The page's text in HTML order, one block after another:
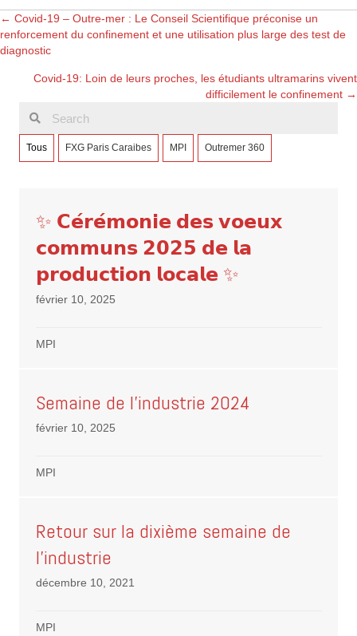
Posts
navigation
← Covid-19 – Outre-mer : Le Conseil Scientifique préconise un
renforcement du confinement et une utilisation plus large des test de
diagnostic
Covid-19: Loin de leurs proches, les étudiants ultramarins vivent
difficilement le confinement →
Tous FXG Paris Caraibes MPI Outremer 360
✨ 𝗖𝗲́𝗿𝗲́𝗺𝗼𝗻𝗶𝗲 𝗱𝗲𝘀 𝘃𝗼𝗲𝘂𝘅
𝗰𝗼𝗺𝗺𝘂𝗻𝘀 𝟮𝟬𝟮𝟱 𝗱𝗲 𝗹𝗮
𝗽𝗿𝗼𝗱𝘂𝗰𝘁𝗶𝗼𝗻 𝗹𝗼𝗰𝗮𝗹𝗲 ✨
février 10, 2025
MPI
Semaine de l’industrie 2024
février 10, 2025
MPI
Retour sur la dixième semaine de
l’industrie
décembre 10, 2021
MPI